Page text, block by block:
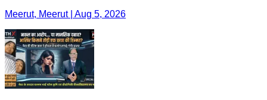
Meerut, Meerut | Aug 5, 2026